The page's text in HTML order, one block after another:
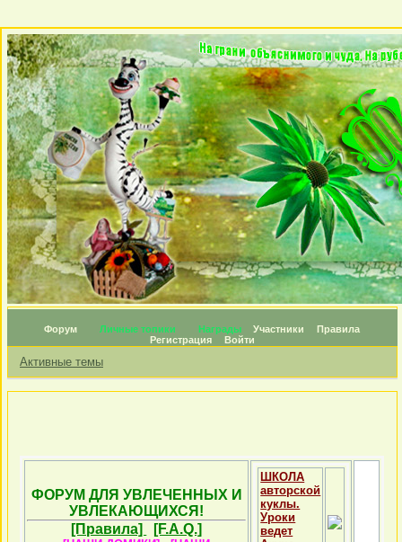
Форум Личные топики Награды Участники
Правила
Регистрация
Войти
Активные темы
ФОРУМ ДЛЯ УВЛЕЧЕННЫХ И
УВЛЕКАЮЩИХСЯ!
[Правила]
[F.A.Q.]
ШКОЛА
авторской
куклы.
Уроки
ведет